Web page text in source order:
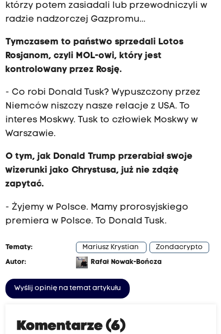
którzy potem zasiadali lub przewodniczyli w
radzie nadzorczej Gazpromu...
Tymczasem to państwo sprzedali Lotos
Rosjanom, czyli MOL-owi, który jest
kontrolowany przez Rosję.
- Co robi Donald Tusk? Wypuszczony przez
Niemców niszczy nasze relacje z USA. To
interes Moskwy. Tusk to człowiek Moskwy w
Warszawie.
O tym, jak Donald Trump przerabiał swoje
wizerunki jako Chrystusa, już nie zdążę
zapytać.
- Żyjemy w Polsce. Mamy prorosyjskiego
premiera w Polsce. To Donald Tusk.
Tematy: Mariusz Krystian
Zondacrypto
Autor:
Rafał Nowak-Bończa
Wyślij opinię na temat artykułu
Komentarze (6)